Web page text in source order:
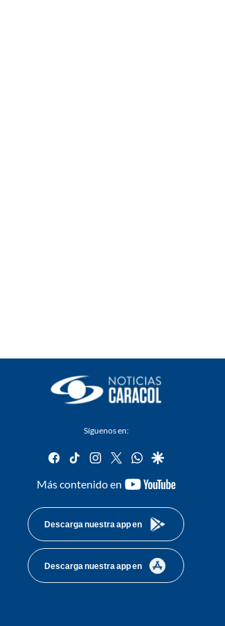
Síguenos en:
facebook
tiktok instagram
twitterwhatsapp
google
Más contenido en
youtube-
Descarga nuestra app en
Descarga nuestra app en